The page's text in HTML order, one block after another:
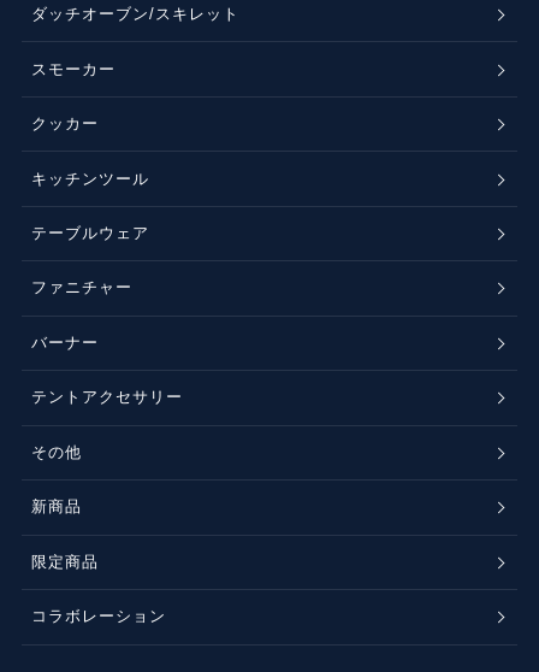
ダッチオーブン/スキレット
スモーカー
クッカー
キッチンツール
テーブルウェア
ファニチャー
バーナー
テントアクセサリー
その他
新商品
限定商品
コラボレーション